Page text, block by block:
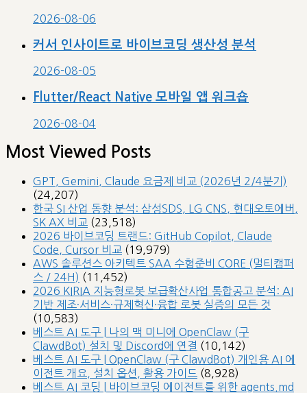
2026-08-06
커서 인사이트로 바이브코딩 생산성 분석
2026-08-05
Flutter/React Native 모바일 앱 워크숍
2026-08-04
Most Viewed Posts
GPT, Gemini, Claude 요금제 비교 (2026년 2/4분기)
(24,207)
한국 SI 산업 동향 분석: 삼성SDS, LG CNS, 현대오토에버,
SK AX 비교 (23,518)
2026 바이브코딩 트랜드: GitHub Copilot, Claude
Code, Cursor 비교 (19,979)
AWS 솔루션스 아키텍트 SAA 수험준비 CORE (멀티캠퍼
스 / 24H) (11,452)
2026 KIRIA 지능형로봇 보급확산사업 통합공고 분석: AI
기반 제조·서비스·규제혁신·융합 로봇 실증의 모든 것
(10,583)
베스트 AI 도구 | 나의 맥 미니에 OpenClaw (구
ClawdBot) 설치 및 Discord에 연결 (10,142)
베스트 AI 도구 | OpenClaw (구 ClawdBot) 개인용 AI 에
이전트 개요, 설치 옵션, 활용 가이드 (8,928)
베스트 AI 코딩 | 바이브코딩 에이전트를 위한 agents.md